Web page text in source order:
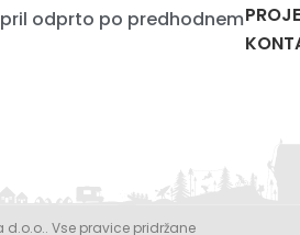
odprto po predhodnem
Vse pravice pridržane